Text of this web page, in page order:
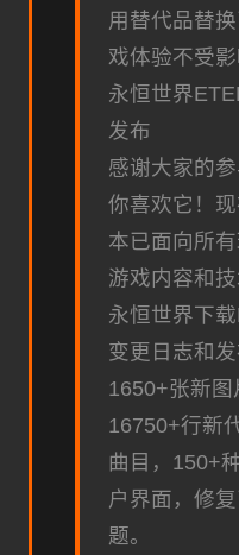
用替代品替
戏体验不受影
永恒世界
发布
感谢大家的
你喜欢它！
本已面向所
游戏内容和技
永恒世界下
变更日志和
1650+张新图
16750+行新
曲目，150+
户界面，修
题。